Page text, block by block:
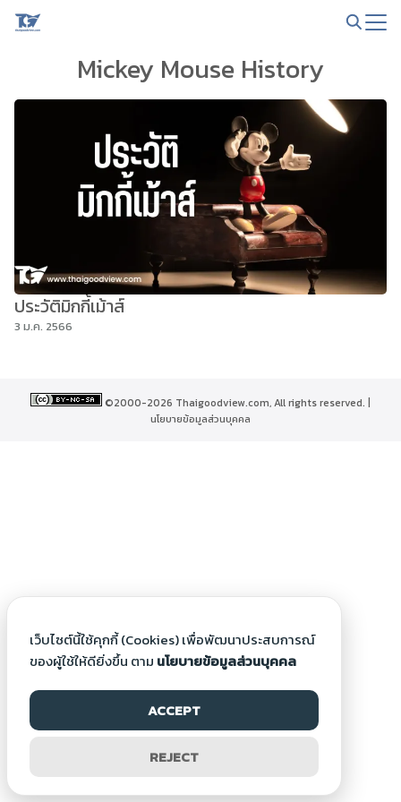
Skip
Mickey Mouse History
ประวัติมิกกี้เม้าส์
3 ม.ค. 2566
©2000-2026 Thaigoodview.com, All rights reserved. |
นโยบายข้อมูลส่วนบุคคล
เว็บไซต์นี้ใช้คุกกี้ (Cookies) เพื่อพัฒนาประสบการณ์
ของผู้ใช้ให้ดียิ่งขึ้น ตาม นโยบายข้อมูลส่วนบุคคล
ACCEPT
REJECT